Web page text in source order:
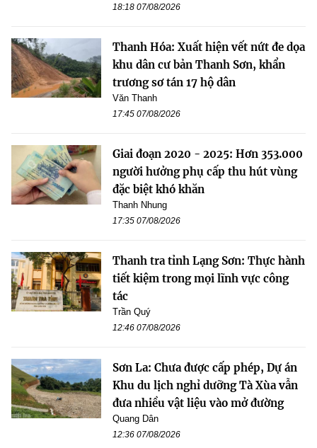
18:18 07/08/2026
Thanh Hóa: Xuất hiện vết nứt đe dọa
khu dân cư bản Thanh Sơn, khẩn
trương sơ tán 17 hộ dân
Văn Thanh
17:45 07/08/2026
Giai đoạn 2020 - 2025: Hơn 353.000
người hưởng phụ cấp thu hút vùng
đặc biệt khó khăn
Thanh Nhung
17:35 07/08/2026
Thanh tra tỉnh Lạng Sơn: Thực hành
tiết kiệm trong mọi lĩnh vực công
tác
Trần Quý
12:46 07/08/2026
Sơn La: Chưa được cấp phép, Dự án
Khu du lịch nghỉ dưỡng Tà Xùa vẫn
đưa nhiều vật liệu vào mở đường
Quang Dân
12:36 07/08/2026